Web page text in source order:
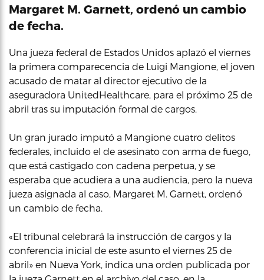
Margaret M. Garnett, ordenó un cambio
de fecha.
Una jueza federal de Estados Unidos aplazó el viernes
la primera comparecencia de Luigi Mangione, el joven
acusado de matar al director ejecutivo de la
aseguradora UnitedHealthcare, para el próximo 25 de
abril tras su imputación formal de cargos.
Un gran jurado imputó a Mangione cuatro delitos
federales, incluido el de asesinato con arma de fuego,
que está castigado con cadena perpetua, y se
esperaba que acudiera a una audiencia, pero la nueva
jueza asignada al caso, Margaret M. Garnett, ordenó
un cambio de fecha.
«El tribunal celebrará la instrucción de cargos y la
conferencia inicial de este asunto el viernes 25 de
abril» en Nueva York, indica una orden publicada por